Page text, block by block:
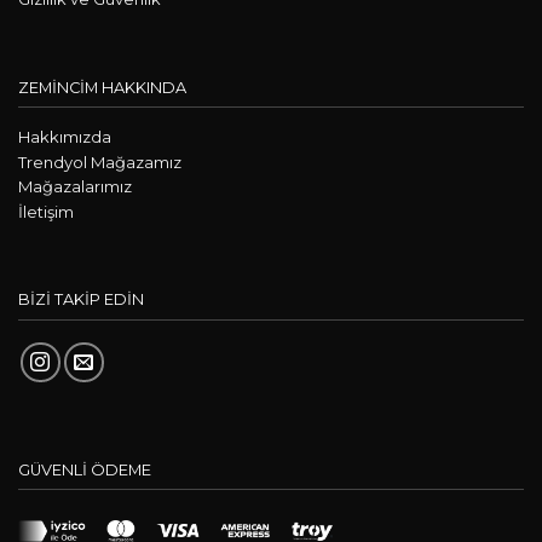
ZEMİNCİM HAKKINDA
Hakkımızda
Trendyol Mağazamız
Mağazalarımız
İletişim
BİZİ TAKİP EDİN
GÜVENLİ ÖDEME